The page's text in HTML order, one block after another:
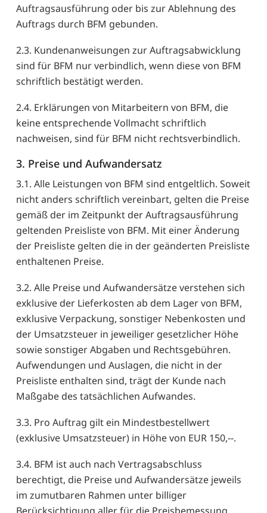
Auftragsausführung oder bis zur Ablehnung des
Auftrags durch BFM gebunden.
2.3. Kundenanweisungen zur Auftragsabwicklung
sind für BFM nur verbindlich, wenn diese von BFM
schriftlich bestätigt werden.
2.4. Erklärungen von Mitarbeitern von BFM, die
keine entsprechende Vollmacht schriftlich
nachweisen, sind für BFM nicht rechtsverbindlich.
3. Preise und Aufwandersatz
3.1. Alle Leistungen von BFM sind entgeltlich. Soweit
nicht anders schriftlich vereinbart, gelten die Preise
gemäß der im Zeitpunkt der Auftragsausführung
geltenden Preisliste von BFM. Mit einer Änderung
der Preisliste gelten die in der geänderten Preisliste
enthaltenen Preise.
3.2. Alle Preise und Aufwandersätze verstehen sich
exklusive der Lieferkosten ab dem Lager von BFM,
exklusive Verpackung, sonstiger Nebenkosten und
der Umsatzsteuer in jeweiliger gesetzlicher Höhe
sowie sonstiger Abgaben und Rechtsgebühren.
Aufwendungen und Auslagen, die nicht in der
Preisliste enthalten sind, trägt der Kunde nach
Maßgabe des tatsächlichen Aufwandes.
3.3. Pro Auftrag gilt ein Mindestbestellwert
(exklusive Umsatzsteuer) in Höhe von EUR 150,--.
3.4. BFM ist auch nach Vertragsabschluss
berechtigt, die Preise und Aufwandersätze jeweils
im zumutbaren Rahmen unter billiger